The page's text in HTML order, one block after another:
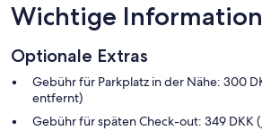
Wichtige
Optionale Extras
Gebühr für Parkplatz in der Nähe: 300
entfernt)
Gebühr für späten Check-out: 349 DKK